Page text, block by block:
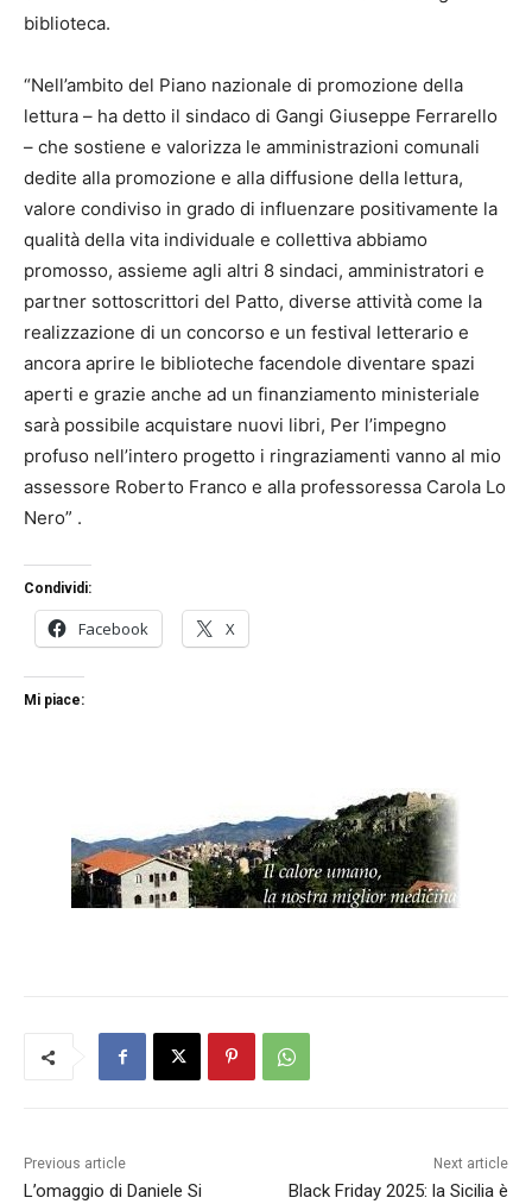
biblioteca.
“Nell’ambito del Piano nazionale di promozione della
lettura – ha detto il sindaco di Gangi Giuseppe Ferrarello
– che sostiene e valorizza le amministrazioni comunali
dedite alla promozione e alla diffusione della lettura,
valore condiviso in grado di influenzare positivamente la
qualità della vita individuale e collettiva abbiamo
promosso, assieme agli altri 8 sindaci, amministratori e
partner sottoscrittori del Patto, diverse attività come la
realizzazione di un concorso e un festival letterario e
ancora aprire le biblioteche facendole diventare spazi
aperti e grazie anche ad un finanziamento ministeriale
sarà possibile acquistare nuovi libri, Per l’impegno
profuso nell’intero progetto i ringraziamenti vanno al mio
assessore Roberto Franco e alla professoressa Carola Lo
Nero” .
Condividi:
Facebook X
Mi piace:
Previous article
L’omaggio di Daniele Si
Next article
Black Friday 2025: la Sicilia è